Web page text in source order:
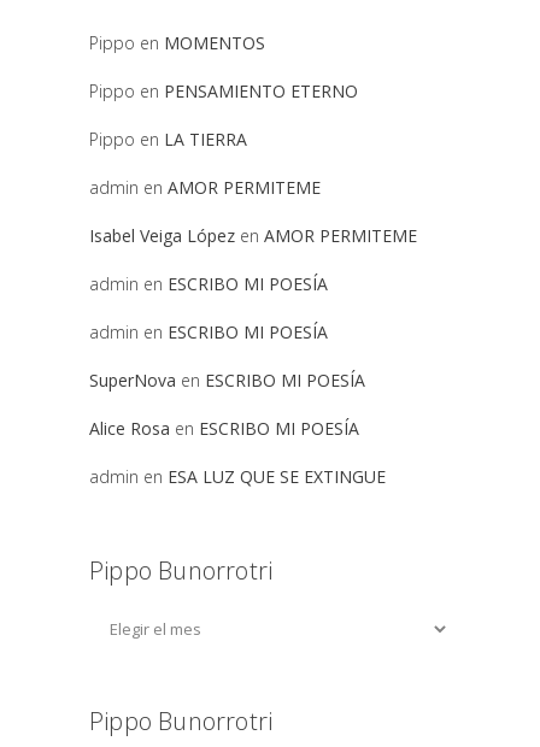
Pippo en MOMENTOS
Pippo en PENSAMIENTO ETERNO
Pippo en LA TIERRA
admin en AMOR PERMITEME
Isabel Veiga López en AMOR PERMITEME
admin en ESCRIBO MI POESÍA
admin en ESCRIBO MI POESÍA
SuperNova en ESCRIBO MI POESÍA
Alice Rosa en ESCRIBO MI POESÍA
admin en ESA LUZ QUE SE EXTINGUE
Pippo Bunorrotri
Pippo Bunorrotri